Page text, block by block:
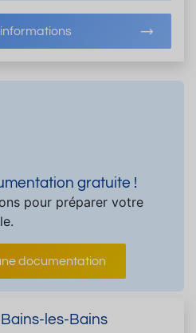
gratuite !
pour préparer votre
documentation
les-Bains